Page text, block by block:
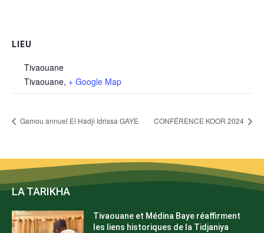
LIEU
Tivaouane
Tivaouane, + Google Map
Gamou annuel El Hadji Idrissa GAYE CONFÉRENCE KOOR 2024
LA TARIKHA
Tivaouane et Médina Baye réaffirment
les liens historiques de la Tidjaniya